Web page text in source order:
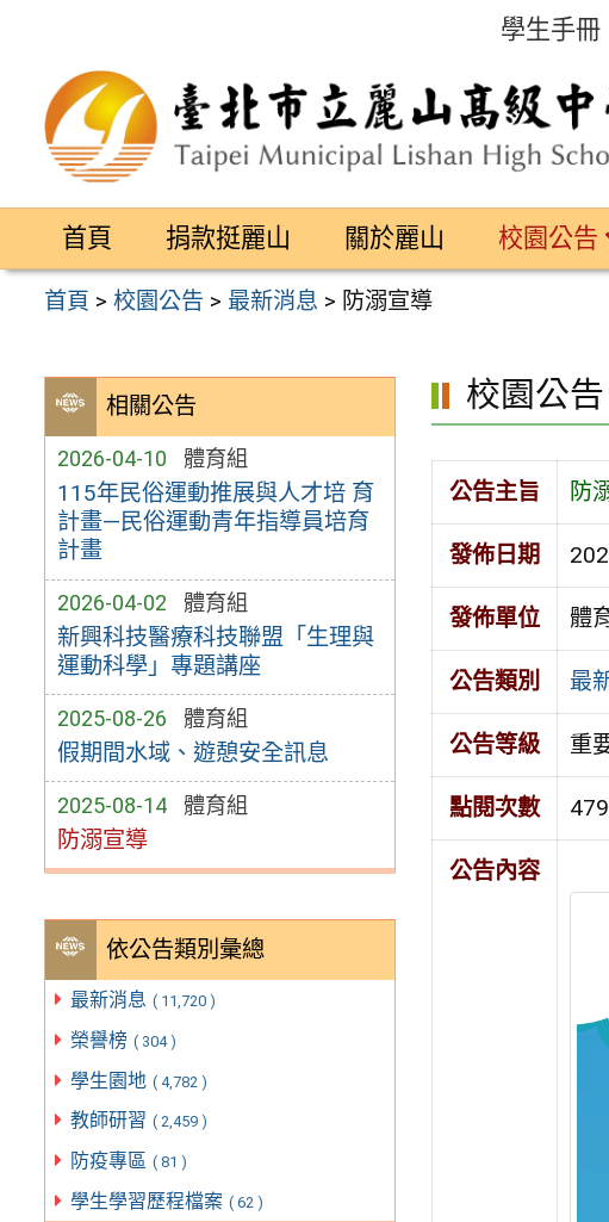
區
學生手冊
首頁 捐款挺麗山 關於麗山 校園公告
首頁 >校園公告 > 最新消息 > 防溺宣導
相關公告
2026-04-10 體育組
115年民俗運動推展與人才培 育
計畫—民俗運動青年指導員培育
計畫
2026-04-02 體育組
新興科技醫療科技聯盟「生理與
運動科學」專題講座
2025-08-26 體育組
假期間水域、遊憩安全訊息
2025-08-14 體育組
防溺宣導
依公告類別彙總
最新消息 ( 11,720 )
榮譽榜 ( 304 )
學生園地 ( 4,782 )
教師研習 ( 2,459 )
防疫專區 ( 81 )
學生學習歷程檔案 ( 62 )
校園公告
公告主旨 防
發佈日期
發佈單位 體
公告類別 最
公告等級 重
點閱次數 479
公告內容